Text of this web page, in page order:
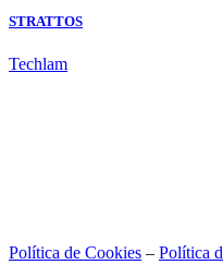
STRATTOS
Techlam
Política de Cookies – Política